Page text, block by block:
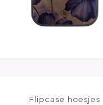
Flipcase hoesjes